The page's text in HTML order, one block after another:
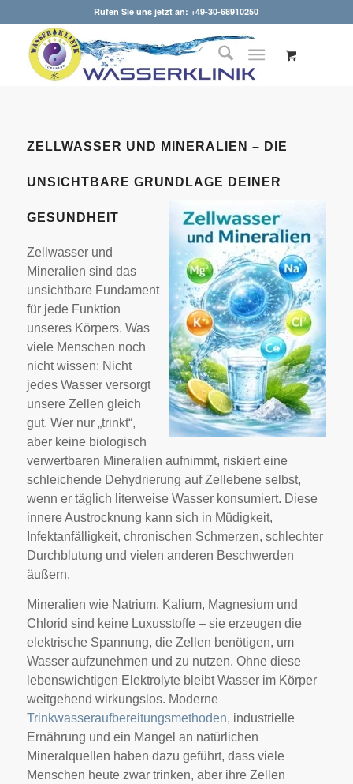
Rufen Sie uns jetzt an: +49-30-68910250
ZELLWASSER UND MINERALIEN – DIE
UNSICHTBARE GRUNDLAGE DEINER
GESUNDHEIT
Zellwasser und
Mineralien sind das
unsichtbare Fundament
für jede Funktion
unseres Körpers. Was
viele Menschen noch
nicht wissen: Nicht
jedes Wasser versorgt
unsere Zellen gleich
gut. Wer nur „trinkt“,
aber keine biologisch
verwertbaren Mineralien aufnimmt, riskiert eine
schleichende Dehydrierung auf Zellebene selbst,
wenn er täglich literweise Wasser konsumiert. Diese
innere Austrocknung kann sich in Müdigkeit,
Infektanfälligkeit, chronischen Schmerzen, schlechter
Durchblutung und vielen anderen Beschwerden
äußern.
Mineralien wie Natrium, Kalium, Magnesium und
Chlorid sind keine Luxusstoffe – sie erzeugen die
elektrische Spannung, die Zellen benötigen, um
Wasser aufzunehmen und zu nutzen. Ohne diese
lebenswichtigen Elektrolyte bleibt Wasser im Körper
weitgehend wirkungslos. Moderne
Trinkwasseraufbereitungsmethoden, industrielle
Ernährung und ein Mangel an natürlichen
Mineralquellen haben dazu geführt, dass viele
Menschen heute zwar trinken, aber ihre Zellen